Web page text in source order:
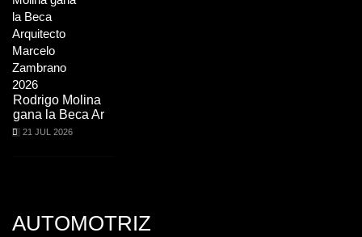
Rodrigo Molina
gana la Beca Ar
21 JUL 2026
AUTOMOTRIZ